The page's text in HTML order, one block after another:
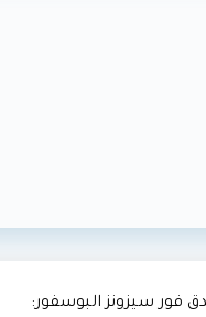
فور سيزونز البوسفور: